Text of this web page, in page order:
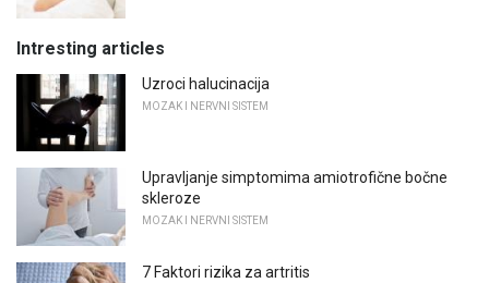
Intresting articles
Uzroci halucinacija
MOZAK I NERVNI SISTEM
Upravljanje simptomima amiotrofične bočne
skleroze
MOZAK I NERVNI SISTEM
7 Faktori rizika za artritis